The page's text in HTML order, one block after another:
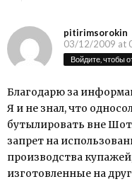
pitirimsorokin
03/12/2009 at
Войдите, чтобы
Благодарю за
Я и не знал, что
бутылировать вне
запрет на
производства
изготовленные на